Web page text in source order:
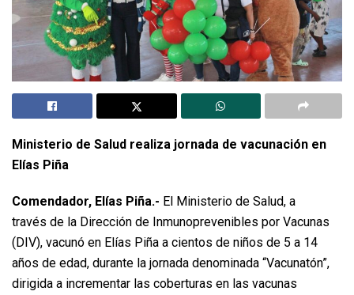
Ministerio de Salud realiza jornada de vacunación en
Elías Piña
Comendador, Elías Piña.- El Ministerio de Salud, a
través de la Dirección de Inmunoprevenibles por Vacunas
(DIV), vacunó en Elías Piña a cientos de niños de 5 a 14
años de edad, durante la jornada denominada “Vacunatón”,
dirigida a incrementar las coberturas en las vacunas